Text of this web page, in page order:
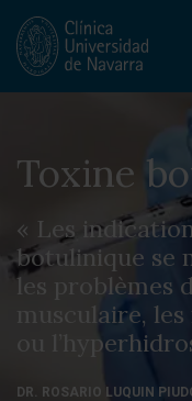
Toxine
« Les
botulinique se
les problèmes
musculaire,
ou
DR. ROSARIO LUQUIN